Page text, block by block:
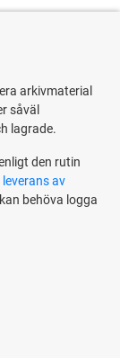
arkivmaterial
såväl
lagrade.
den rutin
av
behöva logga